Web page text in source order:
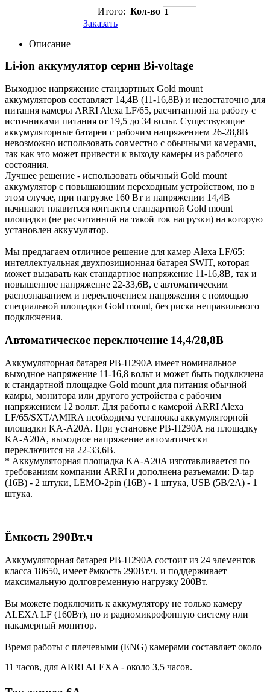
Итого: Кол-во
Заказать
Описание
Li-ion аккумулятор серии Bi-voltage
Выходное напряжение стандартных Gold mount
аккумуляторов составляет 14,4В (11-16,8В) и недостаточно для
питания камеры ARRI Alexa LF/65, расчитанной на работу с
источниками питания от 19,5 до 34 вольт. Существующие
аккумуляторные батареи с рабочим напряжением 26-28,8В
невозможно использовать совместно с обычными камерами,
так как это может привести к выходу камеры из рабочего
состояния.
Лучшее решение - использовать обычный Gold mount
аккумулятор с повышающим переходным устройством, но в
этом случае, при нагрузке 160 Вт и напряжении 14,4В
начинают плавиться контакты стандартной Gold mount
площадки (не расчитанной на такой ток нагрузки) на которую
установлен аккумулятор.
Мы предлагаем отличное решение для камер Alexa LF/65:
интеллектуальная двухпозиционная батарея SWIT, которая
может выдавать как стандартное напряжение 11-16,8В, так и
повышенное напряжение 22-33,6В, с автоматическим
распознаванием и переключением напряжения с помощью
специальной площадки Gold mount, без риска неправильного
подключения.
Автоматическое переключение 14,4/28,8В
Аккумуляторная батарея PB-H290A имеет номинальное
выходное напряжение 11-16,8 вольт и может быть подключена
к стандартной площадке Gold mount для питания обычной
камры, монитора или другого устройства с рабочим
напряжением 12 вольт. Для работы с камерой ARRI Alexa
LF/65/SXT/AMIRA необходима установка аккумуляторной
площадки KA-A20A. При установке PB-H290A на площадку
KA-A20A, выходное напряжение автоматически
переключится на 22-33,6В.
* Аккумуляторная площадка KA-A20A изготавливается по
требованиям компании ARRI и дополнена разъемами: D-tap
(16В) - 2 штуки, LEMO-2pin (16В) - 1 штука, USB (5В/2А) - 1
штука.
Ёмкость 290Вт.ч
Аккумуляторная батарея PB-H290A состоит из 24 элементов
класса 18650, имеет ёмкость 290Вт.ч. и поддерживает
максимальную долговременную нагрузку 200Вт.
Вы можете подключить к аккумулятору не только камеру
ALEXA LF (160Вт), но и радиомикрофонную систему или
накамерный монитор.
Время работы с плечевыми (ENG) камерами составляет около
11 часов, для ARRI ALEXA - около 3,5 часов.